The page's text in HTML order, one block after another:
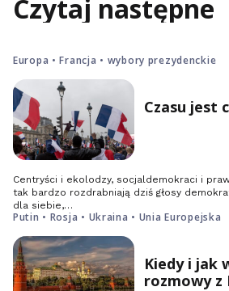
Czytaj następne
Europa • Francja • wybory prezydenckie
Czasu jest
Centryści i ekolodzy, socjaldemokraci i
tak bardzo rozdrabniają dziś głosy
dla siebie,…
Putin • Rosja • Ukraina • Unia Europejska
Kiedy i jak
rozmowy z